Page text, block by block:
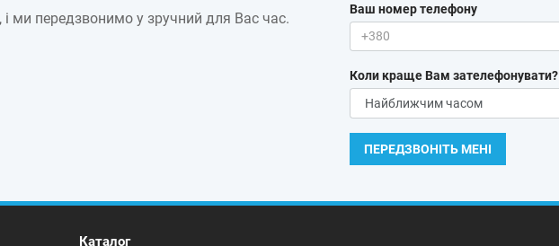
і ми передзвонимо у зручний для Вас час.
Ваш номер телефону
Коли краще Вам зателефонувати?
Каталог